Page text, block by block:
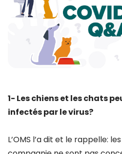
1- Les chiens et les chats
infectés par le virus?
L’OMS l’a dit et le rappelle: